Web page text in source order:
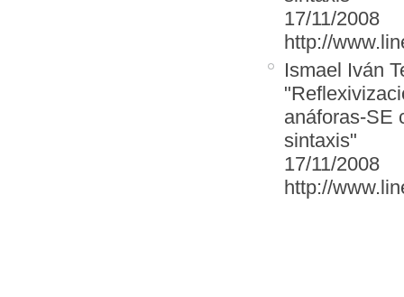
17/11/2008
http://
Ismael Iván
anáforas-SE
sintaxis"
17/11/2008
http://